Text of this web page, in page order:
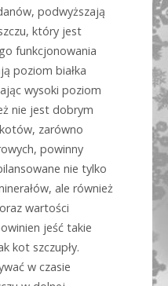
podwyższają
który jest
funkcjonowania
poziom białka
wysoki poziom
nie jest dobrym
zarówno
powinny
nie tylko
ale również
wartości
jeść takie
kot szczupły.
w czasie